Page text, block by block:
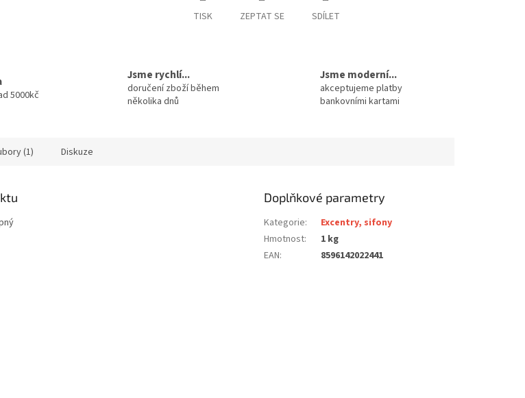
TISK ZEPTAT SE SDÍLET
5000kč
Jsme rychlí...
doručení zboží během
několika dnů
Jsme moderní...
akceptujeme platby
bankovními kartami
(1) Diskuze
Doplňkové parametry
Kategorie:
Excentry, sifony
Hmotnost:
1 kg
EAN: 8596142022441